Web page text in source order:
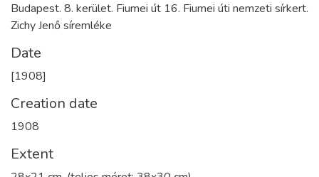
Budapest. 8. kerület. Fiumei út 16. Fiumei úti nemzeti sírkert.
Zichy Jenő síremléke
Date
[1908]
Creation date
1908
Extent